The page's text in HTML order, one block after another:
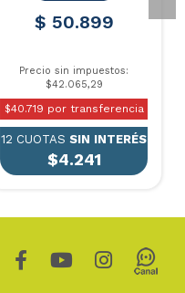
$ 50.899
Precio sin impuestos:
$42.065,29
$40.719 por transferencia
12 CUOTAS SIN INTERÉS
$4.241